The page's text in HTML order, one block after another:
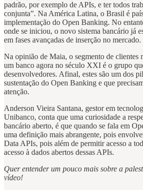
padrão, por exemplo de APIs, e ter todos
conjunta”. Na América Latina, o Brasil é
implementação do Open Banking. No
onde se iniciou, o novo sistema bancário já
em fases avançadas de inserção no mercado.
Na opinião de Maia, o segmento de clientes
um banco agora no século XXI é o grupo
desenvolvedores. Afinal, estes são um dos
sustentação do Open Banking e que
atenção.
Anderson Vieira Santana, gestor em
Unibanco, conta que uma curiosidade a
bancário aberto, é que quando se fala em
uma definição mais abrangente, pois
Data APIs, pois além de permitir acesso a
acesso à dados abertos dessas APIs.
Quer entender um pouco mais sobre a
vídeo!